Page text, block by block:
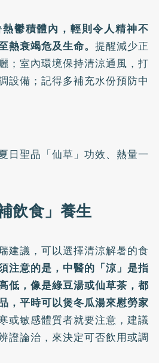
鬱積體內，輕則令人精神不
熱衰竭危及生命。 提醒減少正
；室內環境保持清涼通風，打
設備；記得多補充水份預防中
日聖品「仙草」功效、熱量一
飲食」養生
建議，可以選擇清涼解暑的食
注意的是，中醫的「涼」是指
低，像是綠豆湯或仙草茶，都
，平時可以煲冬瓜湯來慰勞家
或敏感體質者就要注意，建議
證論治，來決定可否飲用或調